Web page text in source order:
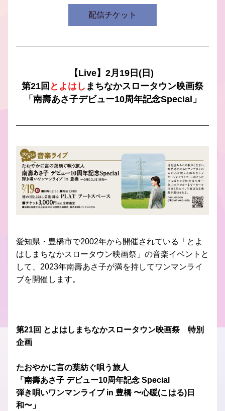
配信チケット
【Live】2月19日(日)
第21回 とよはし まちなかスロータウン映画祭
「南壽あさ子デビュー10周年記念Special」
愛知県・豊橋市で2002年から開催されている「とよ
はしまちなかスロータウン映画祭」の音楽イベントと
して、2023年南壽あさ子が満を持してワンマンライ
ブを開催します。
第21回 とよはしまちなかスロータウン映画祭　特別
企画
たおやかに言の葉紡ぐ唄う旅人
「南壽あさ子 デビュー10周年記念 Special
弾き唄いワンマンライブ in 豊橋 〜心暖(こはる)日
和〜」